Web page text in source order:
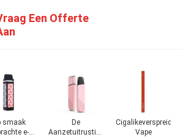
Een Offerte
smaak
e-
De
Aanzetuitrustingen
Cigalikeverspreider
Vape